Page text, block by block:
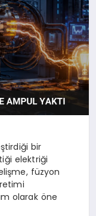
bir
elektriği
füzyon
olarak öne